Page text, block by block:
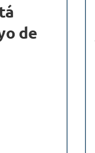
de